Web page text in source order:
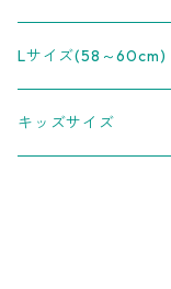
中折れハット
チューリップハット
フェルト
ウール
ピアス
イヤリング
Lサイズ(58～60cm)
キッズサイズ